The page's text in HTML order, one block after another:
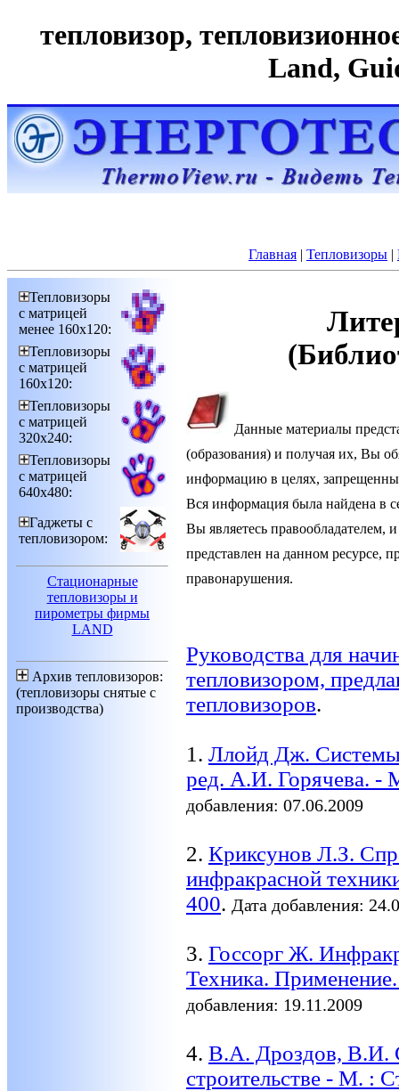
тепловизор,
Land,
Главная | Тепловизоры |
Тепловизоры
с матрицей
менее 160х120:
Тепловизоры
с матрицей
160х120:
Тепловизоры
с матрицей
320х240:
Тепловизоры
с матрицей
640х480:
Гаджеты с
тепловизором:
Стационарные
тепловизоры и
пирометры фирмы
LAND
Архив тепловизоров:
(тепловизоры снятые с
производства)
Данные материалы
(образования) и получая их, Вы
информацию в целях,
Вся информация была найдена в
Вы являетесь правообладателем,
представлен на данном ресурсе,
правонарушения.
Руководства для
тепловизором,
тепловизоров.
1. Ллойд Дж. Системы
ред. А.И. Горячева. -
добавления: 07.06.2009
2. Криксунов Л.З.
инфракрасной
400. Дата добавления:
3. Госсорг Ж.
Техника.
добавления: 19.11.2009
4. В.А. Дроздов, В.И.
строительстве - М. :